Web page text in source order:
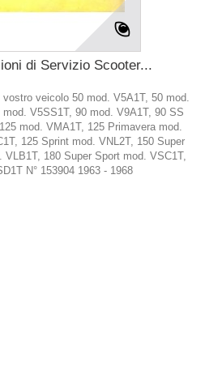
di Servizio Scooter...
veicolo 50 mod. V5A1T, 50 mod.
V5SS1T, 90 mod. V9A1T, 90 SS
mod. VMA1T, 125 Primavera mod.
125 Sprint mod. VNL2T, 150 Super
VLB1T, 180 Super Sport mod. VSC1T,
N° 153904 1963 - 1968